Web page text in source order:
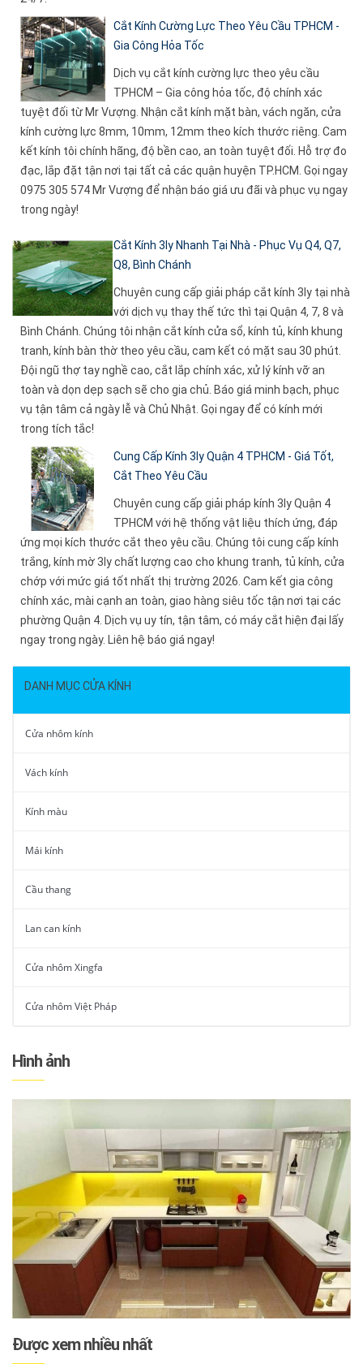
Cắt Kính Cường Lực Theo Yêu Cầu TPHCM -
Gia Công Hỏa Tốc
Dịch vụ cắt kính cường lực theo yêu cầu
TPHCM – Gia công hỏa tốc, độ chính xác
tuyệt đối từ Mr Vượng. Nhận cắt kính mặt bàn, vách ngăn, cửa
kính cường lực 8mm, 10mm, 12mm theo kích thước riêng. Cam
kết kính tôi chính hãng, độ bền cao, an toàn tuyệt đối. Hỗ trợ đo
đạc, lắp đặt tận nơi tại tất cả các quận huyện TP.HCM. Gọi ngay
0975 305 574 Mr Vượng để nhận báo giá ưu đãi và phục vụ ngay
trong ngày!
Cắt Kính 3ly Nhanh Tại Nhà - Phục Vụ Q4, Q7,
Q8, Bình Chánh
Chuyên cung cấp giải pháp cắt kính 3ly tại nhà
với dịch vụ thay thế tức thì tại Quận 4, 7, 8 và
Bình Chánh. Chúng tôi nhận cắt kính cửa sổ, kính tủ, kính khung
tranh, kính bàn thờ theo yêu cầu, cam kết có mặt sau 30 phút.
Đội ngũ thợ tay nghề cao, cắt lắp chính xác, xử lý kính vỡ an
toàn và dọn dẹp sạch sẽ cho gia chủ. Báo giá minh bạch, phục
vụ tận tâm cả ngày lễ và Chủ Nhật. Gọi ngay để có kính mới
trong tích tắc!
Cung Cấp Kính 3ly Quận 4 TPHCM - Giá Tốt,
Cắt Theo Yêu Cầu
Chuyên cung cấp giải pháp kính 3ly Quận 4
TPHCM với hệ thống vật liệu thích ứng, đáp
ứng mọi kích thước cắt theo yêu cầu. Chúng tôi cung cấp kính
trắng, kính mờ 3ly chất lượng cao cho khung tranh, tủ kính, cửa
chớp với mức giá tốt nhất thị trường 2026. Cam kết gia công
chính xác, mài cạnh an toàn, giao hàng siêu tốc tận nơi tại các
phường Quận 4. Dịch vụ uy tín, tận tâm, có máy cắt hiện đại lấy
ngay trong ngày. Liên hệ báo giá ngay!
DANH MỤC CỬA KÍNH
Cửa nhôm kính
Vách kính
Kính màu
Mái kính
Cầu thang
Lan can kính
Cửa nhôm Xingfa
Cửa nhôm Việt Pháp
Hình ảnh
Được xem nhiều nhất